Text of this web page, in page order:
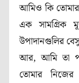
আমিও কি তোমার
এক সামগ্রিক
উপাদানগুলির
আর, আমি তা
তোমার নিজের